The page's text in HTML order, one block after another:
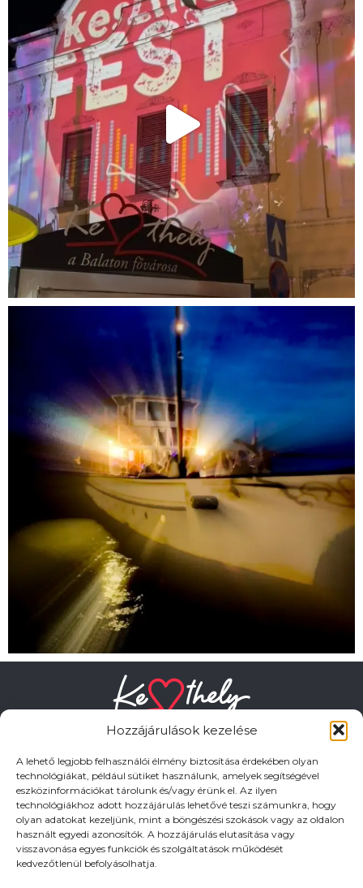
Hozzájárulások kezelése
A lehető legjobb felhasználói élmény biztosítása érdekében olyan
technológiákat, például sütiket használunk, amelyek segítségével
eszközinformációkat tárolunk és/vagy érünk el. Az ilyen
technológiákhoz adott hozzájárulás lehetővé teszi számunkra, hogy
olyan adatokat kezeljünk, mint a böngészési szokások vagy az oldalon
használt egyedi azonosítók. A hozzájárulás elutasítása vagy
visszavonása egyes funkciók és szolgáltatások működését
kedvezőtlenül befolyásolhatja.
HASZNOS LINKEK
Adatkezelési tájékoztató
Impresszum